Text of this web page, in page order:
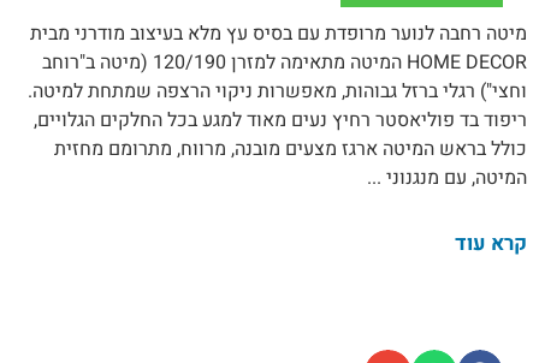
מיטה רחבה לנוער מרופדת עם בסיס עץ מלא בעיצוב מודרני מבית
HOME DECOR המיטה מתאימה למזרן 120/190 (מיטה ב"רוחב
וחצי") רגלי ברזל גבוהות, מאפשרות ניקוי הרצפה שמתחת למיטה.
ריפוד בד פוליאסטר רחיץ נעים מאוד למגע בכל החלקים הגלויים,
כולל בראש המיטה ארגז מצעים מובנה, מרווח, מתרומם מחזית
המיטה, עם מנגנוני ...
קרא עוד